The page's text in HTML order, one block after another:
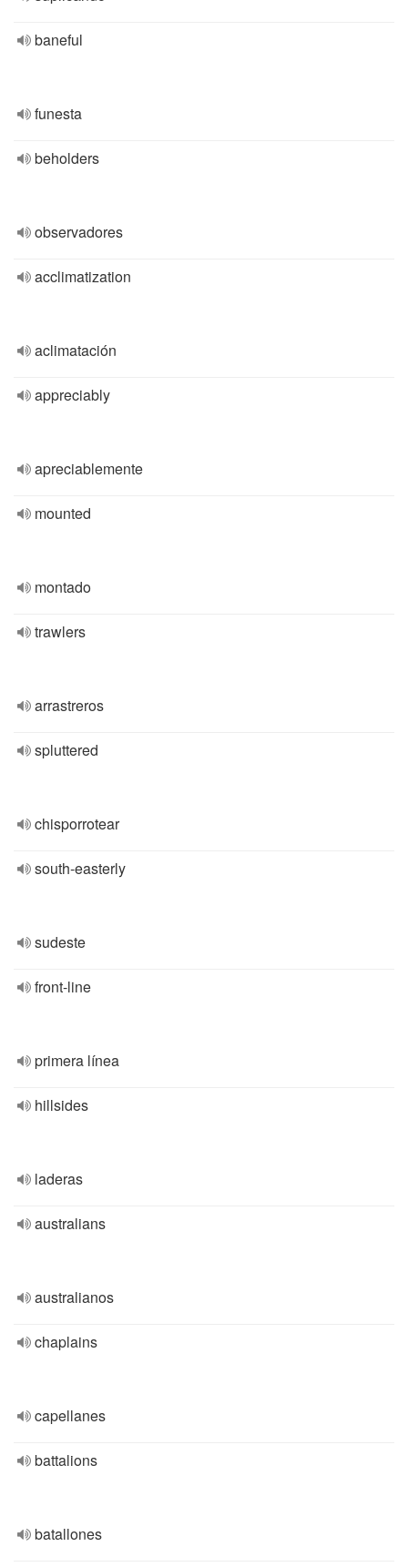
baneful
funesta
beholders
observadores
acclimatization
aclimatación
appreciably
apreciablemente
mounted
montado
trawlers
arrastreros
spluttered
chisporrotear
south-easterly
sudeste
front-line
primera línea
hillsides
laderas
australians
australianos
chaplains
capellanes
battalions
batallones